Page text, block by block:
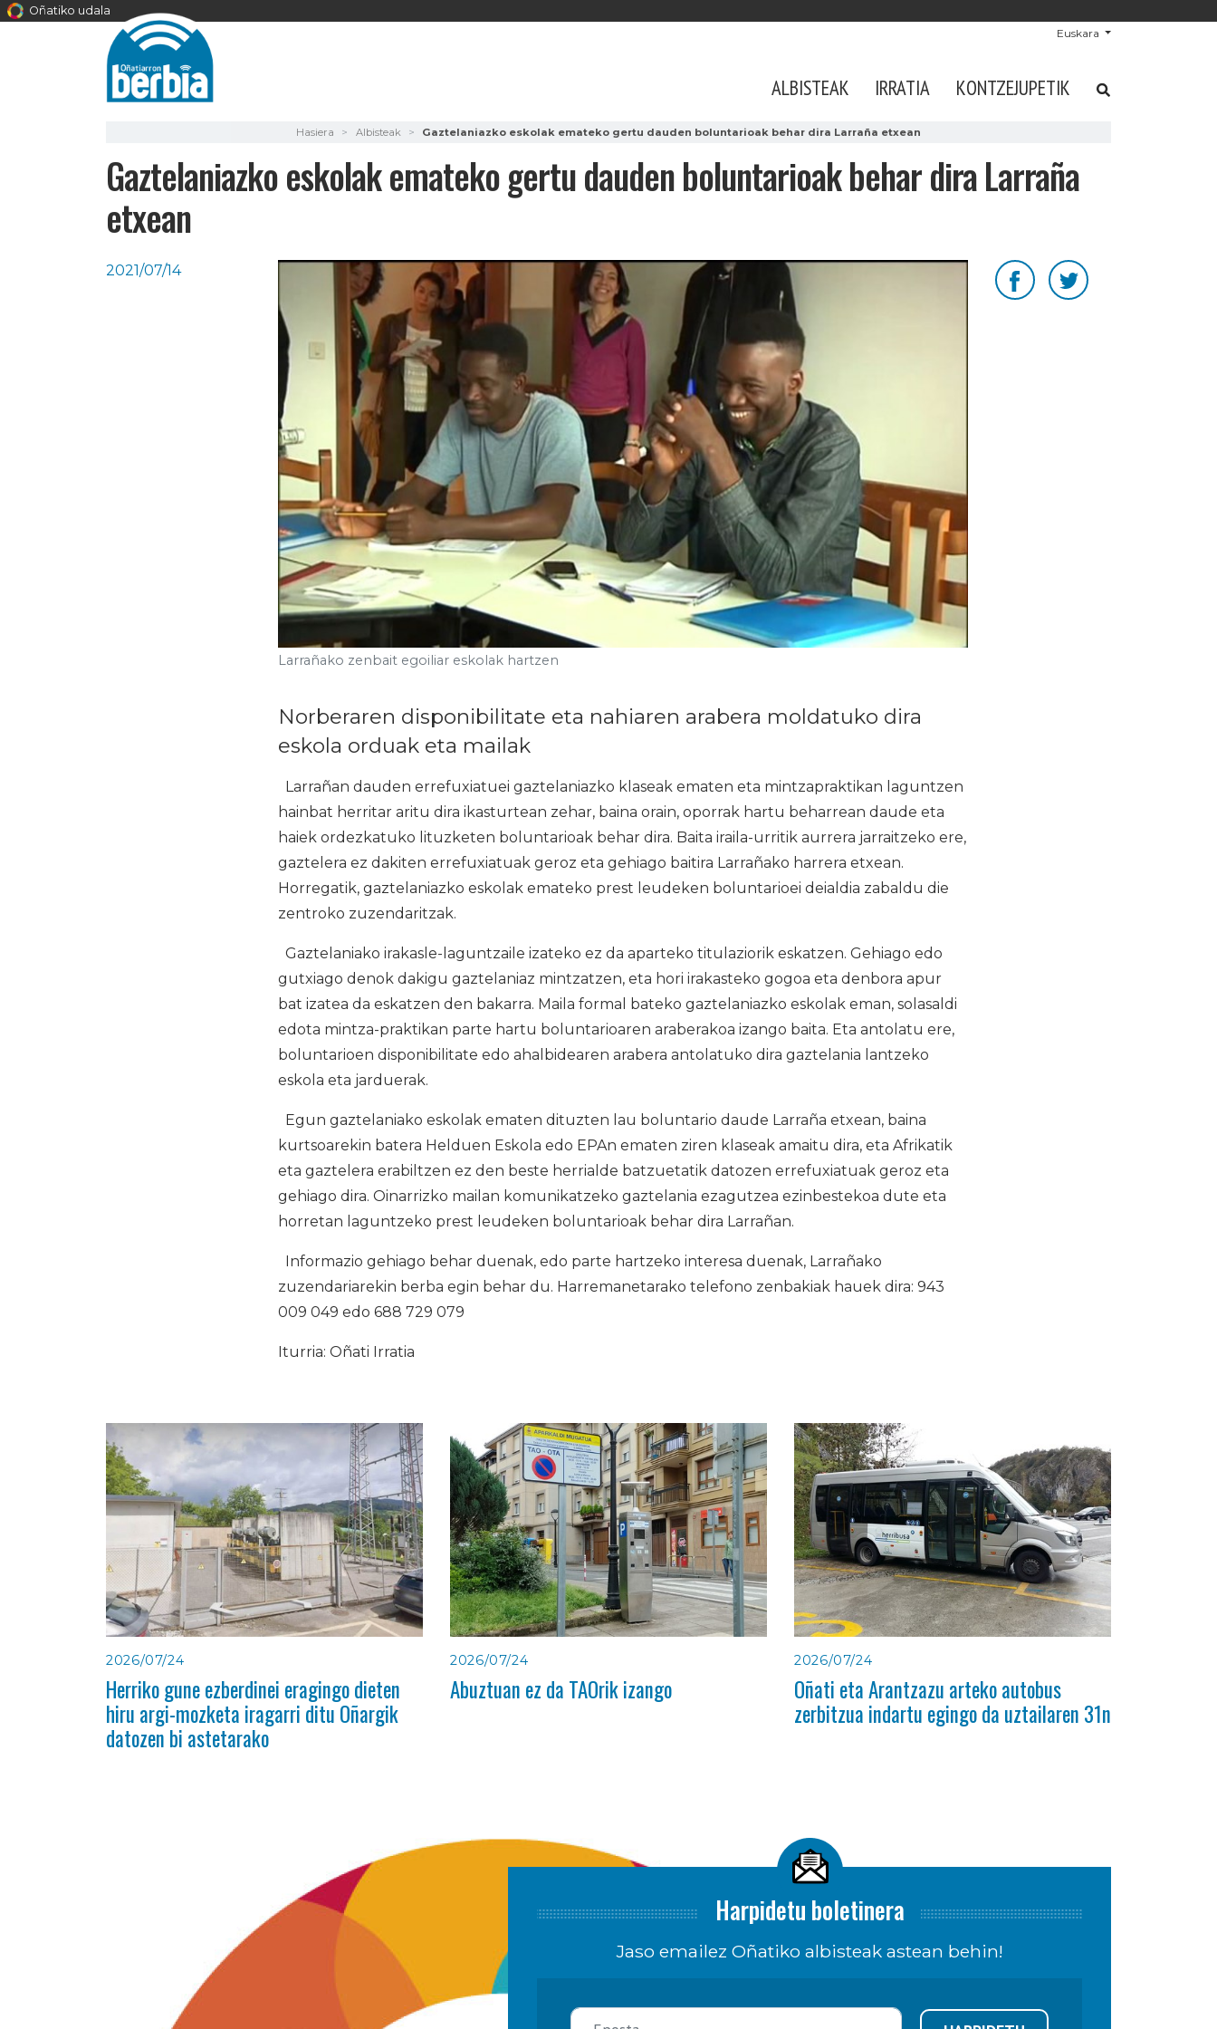
Oñatiko udala
Euskara
ALBISTEAK IRRATIA KONTZEJUPETIK
Hasiera Albisteak Gaztelaniazko eskolak emateko gertu dauden boluntarioak behar dira Larraña etxean
Gaztelaniazko eskolak emateko gertu dauden boluntarioak behar dira Larraña
etxean
2021/07/14
Larrañako zenbait egoiliar eskolak hartzen
Norberaren disponibilitate eta nahiaren arabera moldatuko dira
eskola orduak eta mailak
Larrañan dauden errefuxiatuei gaztelaniazko klaseak ematen eta mintzapraktikan laguntzen
hainbat herritar aritu dira ikasturtean zehar, baina orain, oporrak hartu beharrean daude eta
haiek ordezkatuko lituzketen boluntarioak behar dira. Baita iraila-urritik aurrera jarraitzeko ere,
gaztelera ez dakiten errefuxiatuak geroz eta gehiago baitira Larrañako harrera etxean.
Horregatik, gaztelaniazko eskolak emateko prest leudeken boluntarioei deialdia zabaldu die
zentroko zuzendaritzak.
Gaztelaniako irakasle-laguntzaile izateko ez da aparteko titulaziorik eskatzen. Gehiago edo
gutxiago denok dakigu gaztelaniaz mintzatzen, eta hori irakasteko gogoa eta denbora apur
bat izatea da eskatzen den bakarra. Maila formal bateko gaztelaniazko eskolak eman, solasaldi
edota mintza-praktikan parte hartu boluntarioaren araberakoa izango baita. Eta antolatu ere,
boluntarioen disponibilitate edo ahalbidearen arabera antolatuko dira gaztelania lantzeko
eskola eta jarduerak.
Egun gaztelaniako eskolak ematen dituzten lau boluntario daude Larraña etxean, baina
kurtsoarekin batera Helduen Eskola edo EPAn ematen ziren klaseak amaitu dira, eta Afrikatik
eta gaztelera erabiltzen ez den beste herrialde batzuetatik datozen errefuxiatuak geroz eta
gehiago dira. Oinarrizko mailan komunikatzeko gaztelania ezagutzea ezinbestekoa dute eta
horretan laguntzeko prest leudeken boluntarioak behar dira Larrañan.
Informazio gehiago behar duenak, edo parte hartzeko interesa duenak, Larrañako
zuzendariarekin berba egin behar du. Harremanetarako telefono zenbakiak hauek dira: 943
009 049 edo 688 729 079
Iturria: Oñati Irratia
2026/07/24
Herriko gune ezberdinei eragingo dieten
hiru argi-mozketa iragarri ditu Oñargik
datozen bi astetarako
2026/07/24
Abuztuan ez da TAOrik izango
2026/07/24
Oñati eta Arantzazu arteko autobus
zerbitzua indartu egingo da uztailaren 31n
Harpidetu boletinera
Jaso emailez Oñatiko albisteak astean behin!